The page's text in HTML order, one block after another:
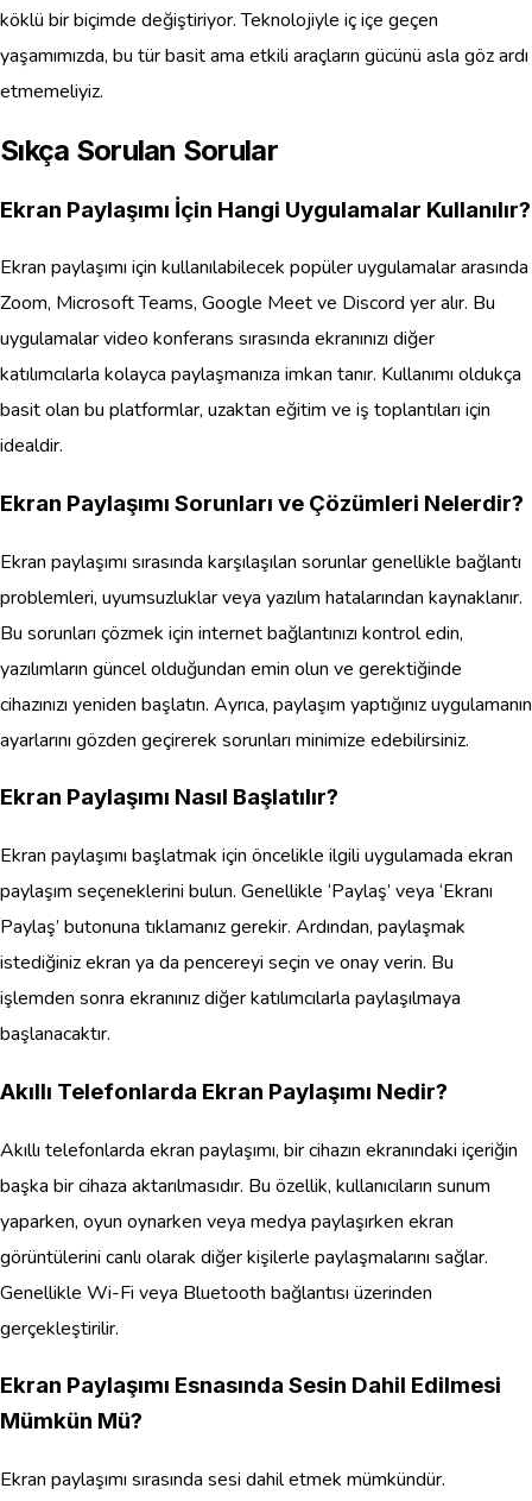
köklü bir biçimde değiştiriyor. Teknolojiyle iç içe geçen
yaşamımızda, bu tür basit ama etkili araçların gücünü asla göz ardı
etmemeliyiz.
Sıkça Sorulan Sorular
Ekran Paylaşımı İçin Hangi Uygulamalar Kullanılır?
Ekran paylaşımı için kullanılabilecek popüler uygulamalar arasında
Zoom, Microsoft Teams, Google Meet ve Discord yer alır. Bu
uygulamalar video konferans sırasında ekranınızı diğer
katılımcılarla kolayca paylaşmanıza imkan tanır. Kullanımı oldukça
basit olan bu platformlar, uzaktan eğitim ve iş toplantıları için
idealdir.
Ekran Paylaşımı Sorunları ve Çözümleri Nelerdir?
Ekran paylaşımı sırasında karşılaşılan sorunlar genellikle bağlantı
problemleri, uyumsuzluklar veya yazılım hatalarından kaynaklanır.
Bu sorunları çözmek için internet bağlantınızı kontrol edin,
yazılımların güncel olduğundan emin olun ve gerektiğinde
cihazınızı yeniden başlatın. Ayrıca, paylaşım yaptığınız uygulamanın
ayarlarını gözden geçirerek sorunları minimize edebilirsiniz.
Ekran Paylaşımı Nasıl Başlatılır?
Ekran paylaşımı başlatmak için öncelikle ilgili uygulamada ekran
paylaşım seçeneklerini bulun. Genellikle ‘Paylaş’ veya ‘Ekranı
Paylaş’ butonuna tıklamanız gerekir. Ardından, paylaşmak
istediğiniz ekran ya da pencereyi seçin ve onay verin. Bu
işlemden sonra ekranınız diğer katılımcılarla paylaşılmaya
başlanacaktır.
Akıllı Telefonlarda Ekran Paylaşımı Nedir?
Akıllı telefonlarda ekran paylaşımı, bir cihazın ekranındaki içeriğin
başka bir cihaza aktarılmasıdır. Bu özellik, kullanıcıların sunum
yaparken, oyun oynarken veya medya paylaşırken ekran
görüntülerini canlı olarak diğer kişilerle paylaşmalarını sağlar.
Genellikle Wi-Fi veya Bluetooth bağlantısı üzerinden
gerçekleştirilir.
Ekran Paylaşımı Esnasında Sesin Dahil Edilmesi
Mümkün Mü?
Ekran paylaşımı sırasında sesi dahil etmek mümkündür.